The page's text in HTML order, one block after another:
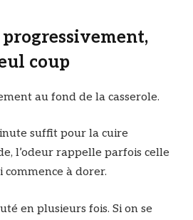
coup
au fond de la casserole.
suffit pour la cuire
l’odeur rappelle parfois celle
commence à dorer.
en plusieurs fois. Si on se